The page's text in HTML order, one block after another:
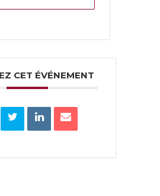
CET ÉVÉNEMENT